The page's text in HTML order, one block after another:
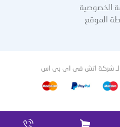
الخصوصية
الموقع
شركة اتش فى اى بى اس